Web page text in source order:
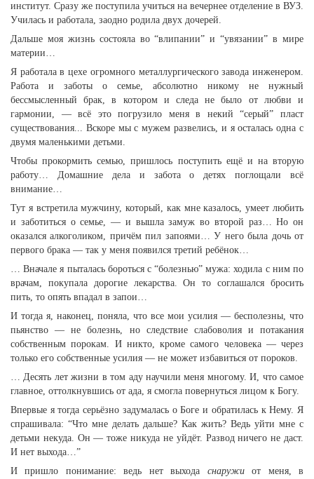
институт. Сразу же поступила учиться на вечернее отделение в ВУЗ.
Училась и работала, заодно родила двух дочерей.
Дальше моя жизнь состояла во “влипании” и “увязании” в мире
материи…
Я работала в цехе огромного металлургического завода инженером.
Работа и заботы о семье, абсолютно никому не нужный
бессмысленный брак, в котором и следа не было от любви и
гармонии, — всё это погрузило меня в некий “серый” пласт
существования... Вскоре мы с мужем развелись, и я осталась одна с
двумя маленькими детьми.
Чтобы прокормить семью, пришлось поступить ещё и на вторую
работу… Домашние дела и забота о детях поглощали всё
внимание…
Тут я встретила мужчину, который, как мне казалось, умеет любить
и заботиться о семье, — и вышла замуж во второй раз… Но он
оказался алкоголиком, причём пил запоями… У него была дочь от
первого брака — так у меня появился третий ребёнок…
… Вначале я пыталась бороться с “болезнью” мужа: ходила с ним по
врачам, покупала дорогие лекарства. Он то соглашался бросить
пить, то опять впадал в запои…
И тогда я, наконец, поняла, что все мои усилия — бесполезны, что
пьянство — не болезнь, но следствие слабоволия и потакания
собственным порокам. И никто, кроме самого человека — через
только его собственные усилия — не может избавиться от пороков.
… Десять лет жизни в том аду научили меня многому. И, что самое
главное, оттолкнувшись от ада, я смогла повернуться лицом к Богу.
Впервые я тогда серьёзно задумалась о Боге и обратилась к Нему. Я
спрашивала: “Что мне делать дальше? Как жить? Ведь уйти мне с
детьми некуда. Он — тоже никуда не уйдёт. Развод ничего не даст.
И нет выхода…”
И пришло понимание: ведь нет выхода снаружиот меня, в